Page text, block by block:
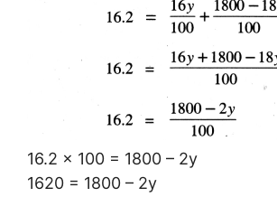
16.2 × 100 = 1800 – 2y
1620 = 1800 – 2y